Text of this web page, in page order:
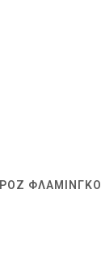
ΦΛΑΜΙΝΓΚΟ